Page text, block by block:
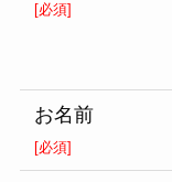
[必須]
お名前
[必須]